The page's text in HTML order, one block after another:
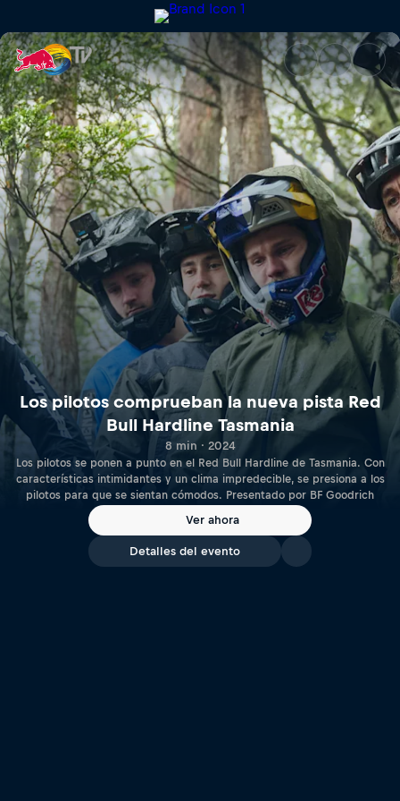
Los pilotos comprueban la
Los pilotos comprueban la nueva pista Red
Bull Hardline Tasmania
8 min · 2024
Los pilotos se ponen a punto en el Red Bull Hardline de Tasmania. Con
características intimidantes y un clima impredecible, se presiona a los
pilotos para que se sientan cómodos. Presentado por BF Goodrich
Ver ahora
Detalles del evento